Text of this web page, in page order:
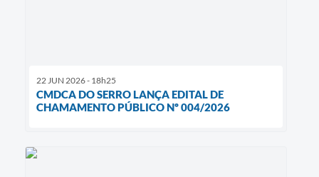
22 JUN 2026 - 18h25
CMDCA DO SERRO LANÇA EDITAL DE
CHAMAMENTO PÚBLICO Nº 004/2026